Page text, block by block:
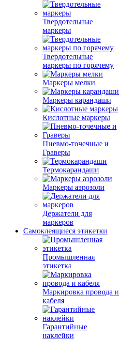
Твердотельные
маркеры
Твердотельные
маркеры по горячему
Маркеры мелки
Маркеры карандаши
Кислотные маркеры
Пневмо-точечные и
Граверы
Термокарандаши
Маркеры аэрозоли
Держатели для
маркеров
Самоклеящиеся этикетки
Промышленная
этикетка
Маркировка провода и
кабеля
Гарантийные
наклейки